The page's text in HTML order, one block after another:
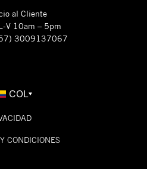
al Cliente
V 10am – 5pm
3009137067
COL
CONDICIONES